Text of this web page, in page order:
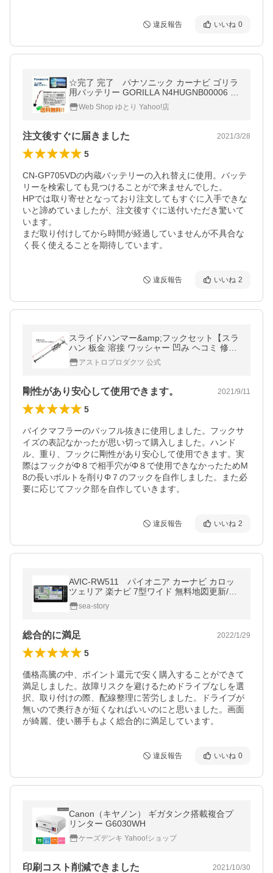
違反報告 いいね 0
☆完了 完了 パナソニック カーナビ ゴリラ
用バッテリー GORILLA N4HUGNB00006 Y
ESFX999266 純正 送料無料
Web Shop ゆとり Yahoo!店
注文後すぐに届きました 2021/3/28
5
CN-GP705VDの内蔵バッテリーの入れ替えに使用。バッテ
リーを検索しても見つけることがで来ませんでした。
HPでは取り寄せとなっており注文してもすぐに入手できな
いと諦めていましたが、注文後すぐに送付いただき驚いて
います。
まだ取り付けしてから時間が経過していませんが不具合な
く長く使えることを期待しています。
違反報告 いいね 2
スライドハンマー&amp;フックセット【スラ
ハン 板金 溶接 ワッシャー 凹み ヘコミ 修
理】 アストロプロダクツ
アストロプロダクツ 公式
剛性があり安心して使用できます。 2021/9/11
5
バイクマフラーのバッフル抜きに使用しました。フックサ
イズの表記なかったが思い切って購入しました。ハンド
ル、重り、フックに剛性があり安心して使用できます。実
際はフックがΦ８で相手穴がΦ８で使用できなかったためM
8の長いボルトを削りΦ７のフックを自作しました。また必
要に応じてフック部を自作していきます。
違反報告 いいね 2
AVIC-RW511 パイオニア カーナビ カロッ
ツェリア 楽ナビ 7型ワイド 無料地図更新/フ
ルセグ/Bluetooth/HDMI/USB/HD画質
sea-story
総合的に満足 2022/1/29
5
価格高騰の中、ポイント還元で安く購入することができて
満足しました。故障リスクを避けるためドライブなしを選
択、取り付けの際、配線整理に苦労しました。ドライブが
無いので奥行きが短くなればいいのにと思いました。画面
が綺麗、使い勝手もよく総合的に満足しています。
違反報告 いいね 0
Canon（キヤノン） ギガタンク搭載複合プ
リンター G6030WH
ケーズデンキ Yahoo!ショップ
印刷コスト削減できました 2021/10/30